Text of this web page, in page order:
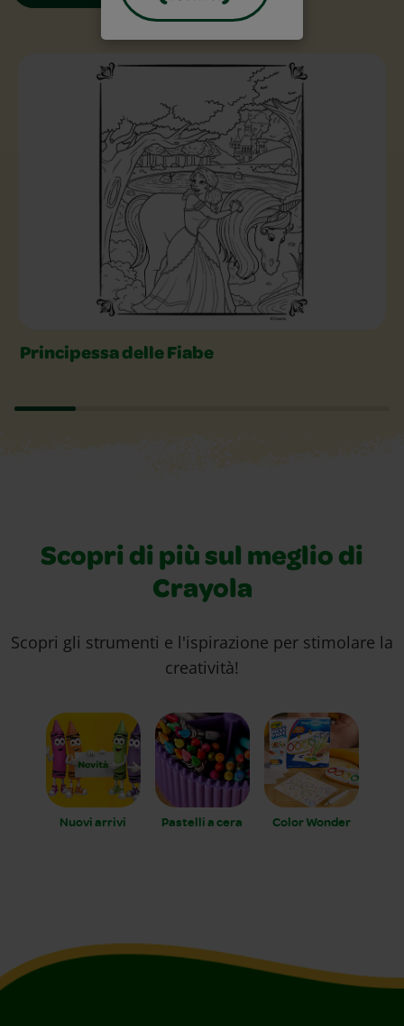
Disegni da colorare gratuiti Slider
Principessa delle Fiabe
Scopri di più sul meglio di
Crayola
Scopri gli strumenti e l'ispirazione per stimolare la
creatività!
Nuovi arrivi Pastelli a cera Color Wonder